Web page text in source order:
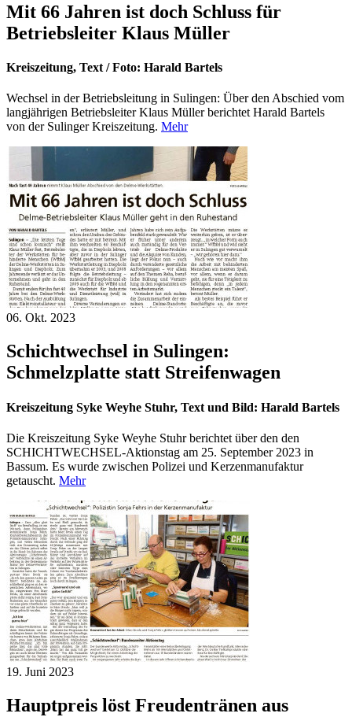
Mit 66 Jahren ist doch Schluss für
Betriebsleiter Klaus Müller
Kreiszeitung, Text / Foto: Harald Bartels
Wechsel in der Betriebsleitung in Sulingen: Über den Abschied vom
langjährigen Betriebsleiter Klaus Müller berichtet Harald Bartels
von der Sulinger Kreiszeitung. Mehr
06. Okt. 2023
Schichtwechsel in Sulingen:
Schmelzplatte statt Streifenwagen
Kreiszeitung Syke Weyhe Stuhr, Text und Bild: Harald Bartels
Die Kreiszeitung Syke Weyhe Stuhr berichtet über den den
SCHICHTWECHSEL-Aktionstag am 25. September 2023 in
Bassum. Es wurde zwischen Polizei und Kerzenmanufaktur
getauscht. Mehr
19. Juni 2023
Hauptpreis löst Freudentränen aus